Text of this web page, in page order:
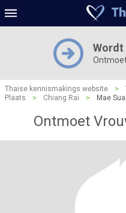
Wordt
Thaise kennismakings website >
Plaats
> Chiang Rai > Mae Suai
Ontmoet